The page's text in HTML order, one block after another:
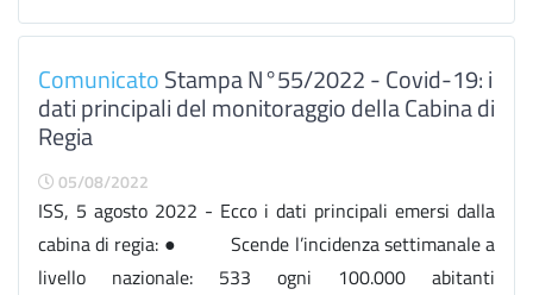
ComunicatoStampa N°55/2022 - Covid-19: i
dati principali del monitoraggio della Cabina di
Regia
05/08/2022
ISS, 5 agosto 2022 - Ecco i dati principali emersi dalla
cabina di regia: ● Scende l’incidenza settimanale a
livello nazionale: 533 ogni 100.000 abitanti